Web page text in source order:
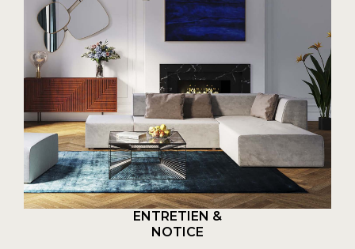
ENTRETIEN &
NOTICE